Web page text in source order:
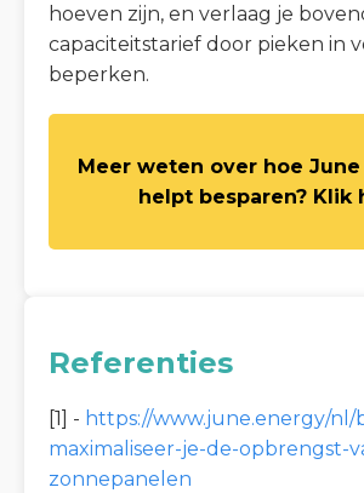
hoeven zijn, en verlaag je
capaciteitstarief door pieken in
beperken.
Meer weten over hoe
helpt besparen? Klik
Referenties
[1] - https://www.june.energy/nl/
maximaliseer-je-de-opbrengst-
zonnepanelen